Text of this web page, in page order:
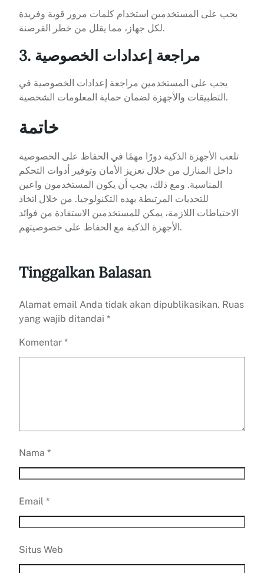
يجب على المستخدمين استخدام كلمات مرور قوية وفريدة
لكل جهاز، مما يقلل من خطر القرصنة.
3. مراجعة إعدادات الخصوصية
يجب على المستخدمين مراجعة إعدادات الخصوصية في
التطبيقات والأجهزة لضمان حماية المعلومات الشخصية.
خاتمة
تلعب الأجهزة الذكية دورًا مهمًا في الحفاظ على الخصوصية
داخل المنازل من خلال تعزيز الأمان وتوفير أدوات التحكم
المناسبة. ومع ذلك، يجب أن يكون المستخدمون واعين
للتحديات المرتبطة بهذه التكنولوجيا. من خلال اتخاذ
الاحتياطات اللازمة، يمكن للمستخدمين الاستفادة من فوائد
الأجهزة الذكية مع الحفاظ على خصوصيتهم.
Tinggalkan Balasan
Alamat email Anda tidak akan dipublikasikan. Ruas
yang wajib ditandai *
Komentar *
Nama *
Email *
Situs Web